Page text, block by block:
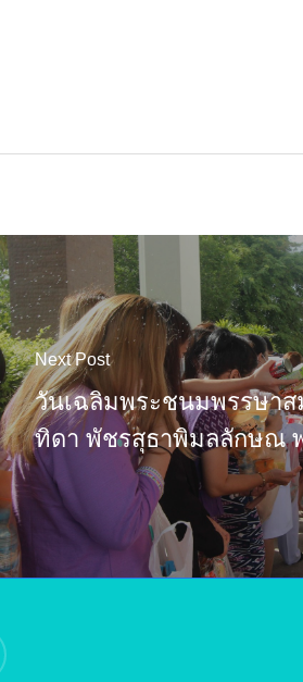
Next Post
วันเฉลิมพระชนมพรรษาส
ทิดา พัชรสุธาพิมลลักษณ